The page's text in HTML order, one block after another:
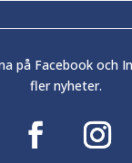
på Facebook och
fler nyheter.